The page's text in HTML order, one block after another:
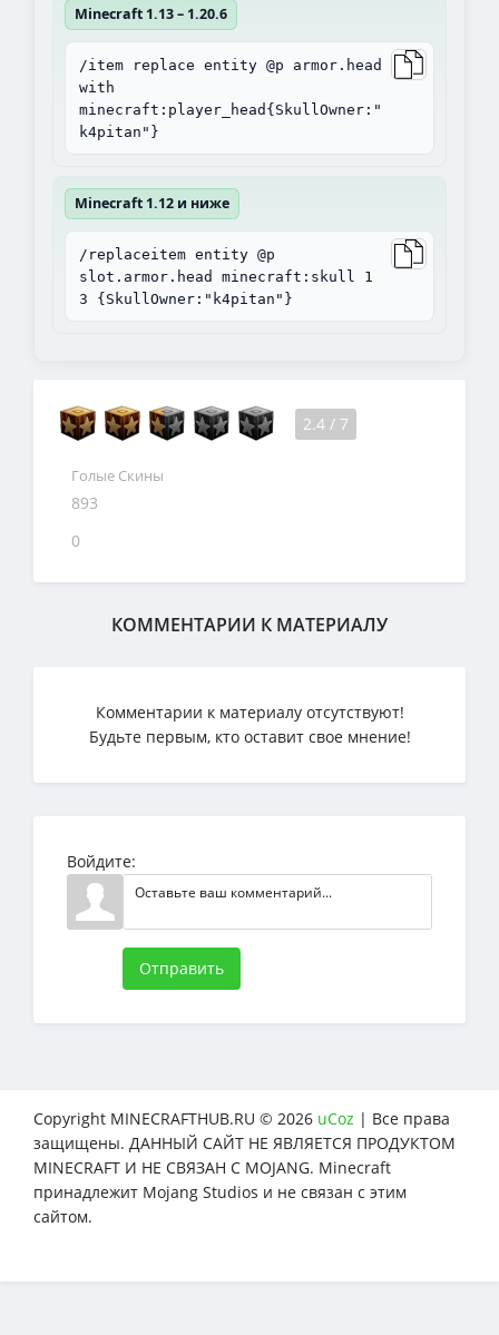
Minecraft 1.13 – 1.20.6
/item replace entity @p armor.head
with
minecraft:player_head{SkullOwner:"
k4pitan"}
Minecraft 1.12 и ниже
/replaceitem entity @p
slot.armor.head minecraft:skull 1
3 {SkullOwner:"k4pitan"}
2.4 / 7
Голые Скины
893
0
КОММЕНТАРИИ К МАТЕРИАЛУ
Комментарии к материалу отсутствуют!
Будьте первым, кто оставит свое мнение!
Войдите:
Отправить
Copyright MINECRAFTHUB.RU © 2026 uCoz | Все права
защищены. ДАННЫЙ САЙТ НЕ ЯВЛЯЕТСЯ ПРОДУКТОМ
MINECRAFT И НЕ СВЯЗАН С MOJANG. Minecraft
принадлежит Mojang Studios и не связан с этим
сайтом.